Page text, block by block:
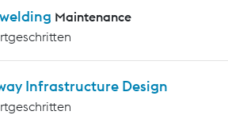
Maintenance
Infrastructure Design